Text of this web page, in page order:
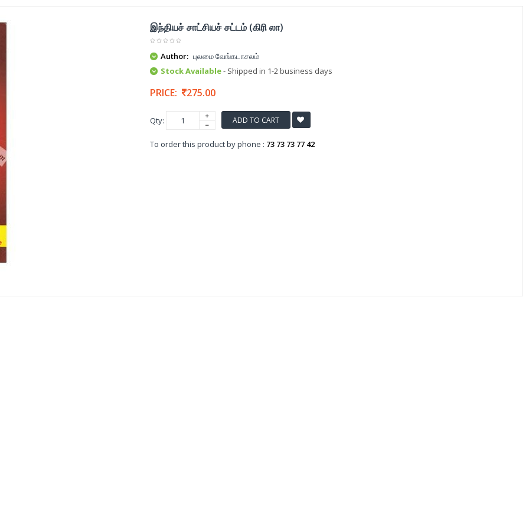
இந்தியச் சாட்சியச் சட்டம் (கிரி லா)
Author: புலமை வேங்கடாசலம்
Stock Available- Shipped in 1-2 business days
PRICE: 275.00
Qty: ADD TO CART
To order this product by phone : 73 73 73 77 42